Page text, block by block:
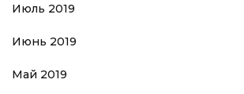
Июль 2019
Июнь 2019
Май 2019